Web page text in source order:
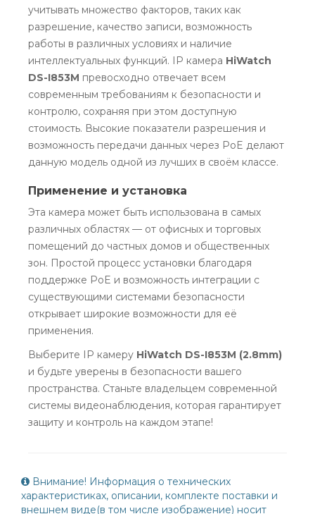
учитывать множество факторов, таких как
разрешение, качество записи, возможность
работы в различных условиях и наличие
интеллектуальных функций. IP камера HiWatch
DS-I853M превосходно отвечает всем
современным требованиям к безопасности и
контролю, сохраняя при этом доступную
стоимость. Высокие показатели разрешения и
возможность передачи данных через PoE делают
данную модель одной из лучших в своём классе.
Применение и установка
Эта камера может быть использована в самых
различных областях — от офисных и торговых
помещений до частных домов и общественных
зон. Простой процесс установки благодаря
поддержке PoE и возможность интеграции с
существующими системами безопасности
открывает широкие возможности для её
применения.
Выберите IP камеру HiWatch DS-I853M (2.8mm)
и будьте уверены в безопасности вашего
пространства. Станьте владельцем современной
системы видеонаблюдения, которая гарантирует
защиту и контроль на каждом этапе!
Внимание! Информация о технических
характеристиках, описании, комплекте поставки и
внешнем виде(в том числе изображение) носит